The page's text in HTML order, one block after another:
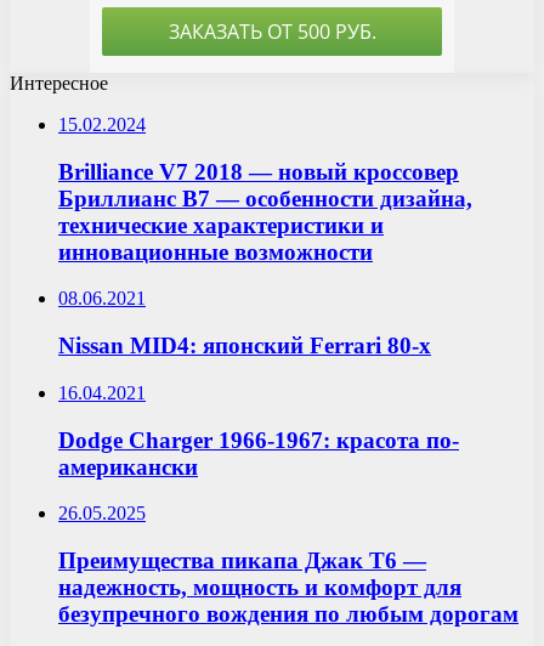
Интересное
15.02.2024
Brilliance V7 2018 — новый кроссовер
Бриллианс В7 — особенности дизайна,
технические характеристики и
инновационные возможности
08.06.2021
Nissan MID4: японский Ferrari 80-х
16.04.2021
Dodge Charger 1966-1967: красота по-
американски
26.05.2025
Преимущества пикапа Джак T6 —
надежность, мощность и комфорт для
безупречного вождения по любым дорогам